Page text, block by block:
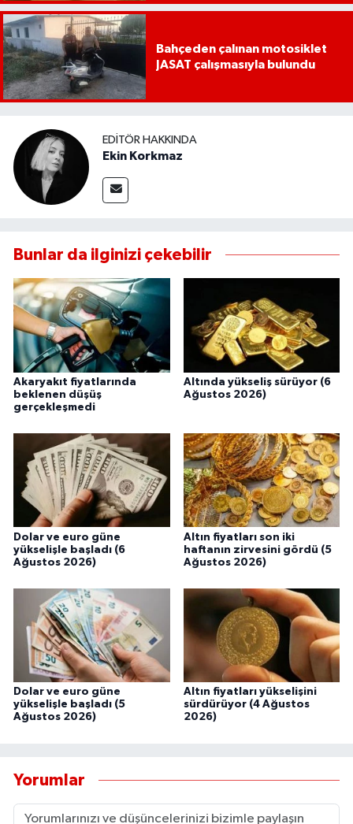
Bahçeden çalınan motosiklet
JASAT çalışmasıyla bulundu
EDITÖR HAKKINDA
Ekin Korkmaz
Bunlar da ilginizi çekebilir
Akaryakıt fiyatlarında
beklenen düşüş
gerçekleşmedi
Altında yükseliş sürüyor (6
Ağustos 2026)
Dolar ve euro güne
yükselişle başladı (6
Ağustos 2026)
Altın fiyatları son iki
haftanın zirvesini gördü (5
Ağustos 2026)
Dolar ve euro güne
yükselişle başladı (5
Ağustos 2026)
Altın fiyatları yükselişini
sürdürüyor (4 Ağustos
2026)
Yorumlar
UŞAK
YURT